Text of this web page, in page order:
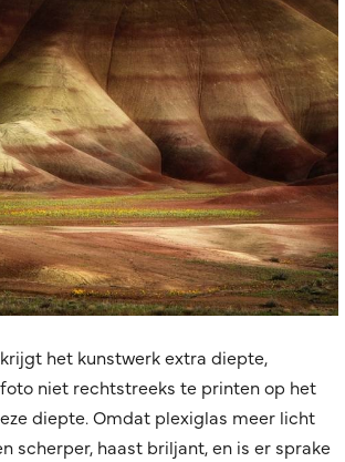
het kunstwerk extra diepte,
niet rechtstreeks te printen op het
diepte. Omdat plexiglas meer licht
scherper, haast briljant, en is er sprake